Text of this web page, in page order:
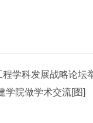
学科发展战略论坛
学院做学术交流[图]